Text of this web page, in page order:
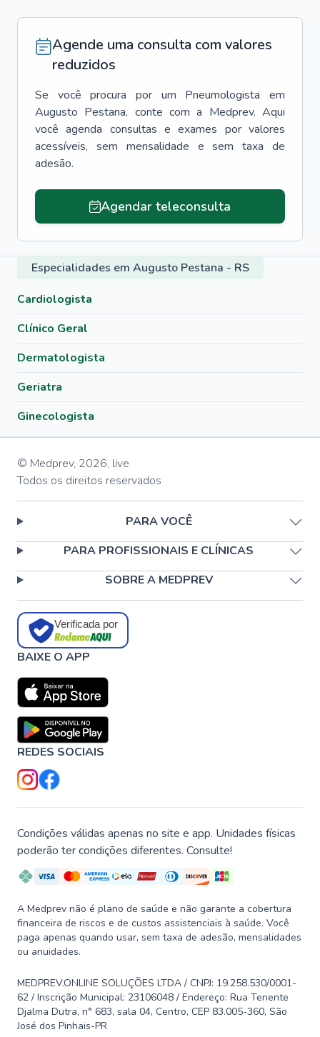
Agende uma consulta com valores
reduzidos
Se você procura por um Pneumologista
em
Augusto Pestana, conte com a Medprev. Aqui
você agenda consultas e exames por valores
acessíveis, sem mensalidade e sem taxa de
adesão.
Agendar teleconsulta
Especialidades em Augusto Pestana - RS
Cardiologista
Clínico Geral
Dermatologista
Geriatra
Ginecologista
© Medprev, 2026, live
Todos os direitos reservados
PARA VOCÊ
PARA PROFISSIONAIS E CLÍNICAS
SOBRE A MEDPREV
Verificada por
BAIXE O APP
REDES SOCIAIS
Condições válidas apenas no site e app. Unidades físicas
poderão ter condições diferentes. Consulte!
A Medprev não é plano de saúde e não garante a cobertura
financeira de riscos e de custos assistenciais à saúde. Você
paga apenas quando usar, sem taxa de adesão, mensalidades
ou anuidades.
MEDPREV.ONLINE SOLUÇÕES LTDA / CNPJ: 19.258.530/0001-
62 / Inscrição Municipal: 23106048 / Endereço: Rua Tenente
Djalma Dutra, n° 683, sala 04, Centro, CEP 83.005-360, São
José dos Pinhais-PR